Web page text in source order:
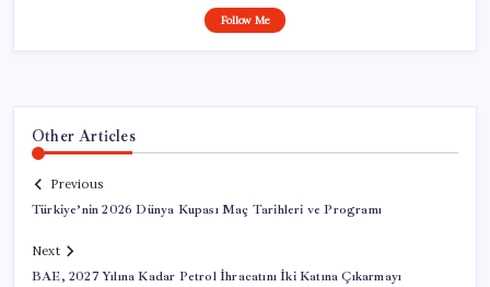
Follow Me
Other Articles
Previous
Türkiye’nin 2026 Dünya Kupası Maç Tarihleri ve Programı
Next
BAE, 2027 Yılına Kadar Petrol İhracatını İki Katına Çıkarmayı